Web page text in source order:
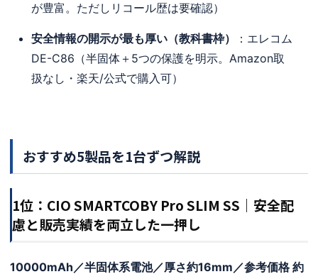
が豊富。ただしリコール歴は要確認）
安全情報の開示が最も厚い（教科書枠）
：エレコム
DE-C86（半固体＋5つの保護を明示。Amazon取
扱なし・楽天/公式で購入可）
おすすめ5製品を1台ずつ解説
1位：CIO SMARTCOBY Pro SLIM SS｜安全配
慮と販売実績を両立した一押し
10000mAh／半固体系電池／厚さ約16mm／参考価格 約